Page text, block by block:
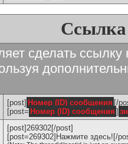
Ссылка
сделать
[post] Номер (ID) сообщения [/
[post= Номер (ID) сообщения ]
[post]269302[/post]
[post=269302]Нажмите здесь![/